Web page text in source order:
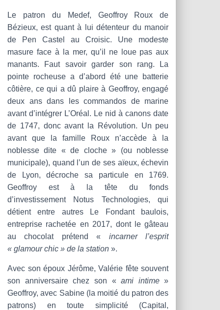
Le patron du Medef, Geoffroy Roux de
Bézieux, est quant à lui détenteur du manoir
de Pen Castel au Croisic. Une modeste
masure face à la mer, qu’il ne loue pas aux
manants. Faut savoir garder son rang. La
pointe rocheuse a d’abord été une batterie
côtière, ce qui a dû plaire à Geoffroy, engagé
deux ans dans les commandos de marine
avant d’intégrer L’Oréal. Le nid à canons date
de 1747, donc avant la Révolution. Un peu
avant que la famille Roux n’accède à la
noblesse dite « de cloche » (ou noblesse
municipale), quand l’un de ses aïeux, échevin
de Lyon, décroche sa particule en 1769.
Geoffroy est à la tête du fonds
d’investissement Notus Technologies, qui
détient entre autres Le Fondant baulois,
entreprise rachetée en 2017, dont le gâteau
au chocolat prétend « incarner l’esprit
« glamour chic » de la station ».
Avec son époux Jérôme, Valérie fête souvent
son anniversaire chez son «ami intime»
Geoffroy, avec Sabine (la moitié du patron des
patrons) en toute simplicité (Capital,